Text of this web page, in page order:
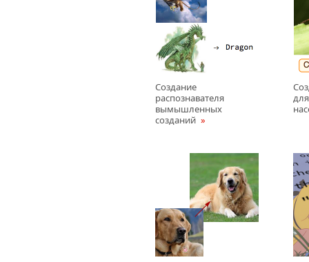
Создание
распознавателя
вымышленных
созданий